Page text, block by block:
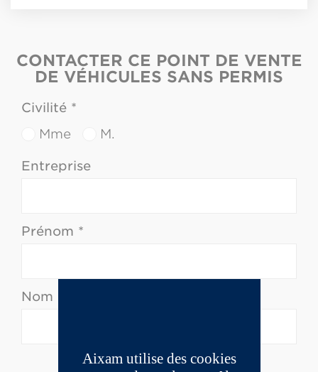
CONTACTER CE POINT DE VENTE
DE VÉHICULES SANS PERMIS
Civilité *
Mme
M.
Entreprise
Prénom *
Nom *
Aixam utilise des cookies